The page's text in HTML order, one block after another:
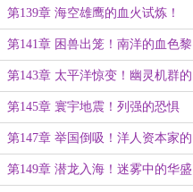
念！
第139章 海空雄鹰的血火试炼！
第141章 困兽出笼！南洋的血色黎
明！
第143章 太平洋惊变！幽灵机群的
凝视！
第145章 寰宇地震！列强的恐惧
第147章 举国倒吸！洋人资本家的
疯狂！
第149章 潜龙入海！迷雾中的华盛